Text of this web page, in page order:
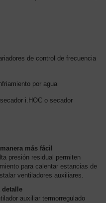
de control de frecuencia
por agua
i.HOC o secador
más fácil
presión residual permiten
para calentar estancias de
ventiladores auxiliares.
detalle
auxiliar termorregulado